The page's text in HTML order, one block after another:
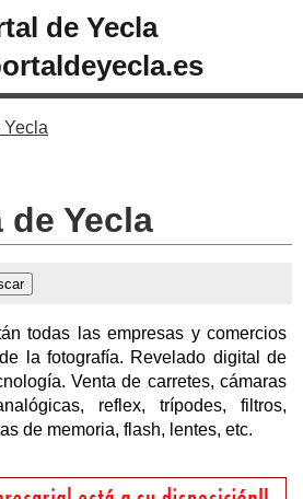
de Yecla
Yecla
Yecla
todas las empresas y comercios
la fotografía. Revelado digital de
Venta de carretes, cámaras
reflex, trípodes, filtros,
de memoria, flash, lentes, etc.